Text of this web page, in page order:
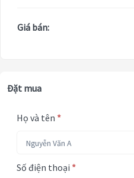
Giá bán:
Đặt mua
Họ và tên *
Số điện thoại *